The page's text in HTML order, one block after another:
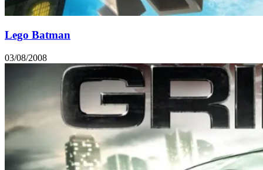
Lego Batman
03/08/2008